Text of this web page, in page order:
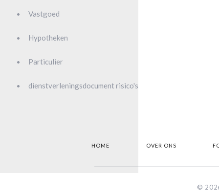
Vastgoed
Hypotheken
Particulier
dienstverleningsdocument risico's
HOME OVER ONS
©